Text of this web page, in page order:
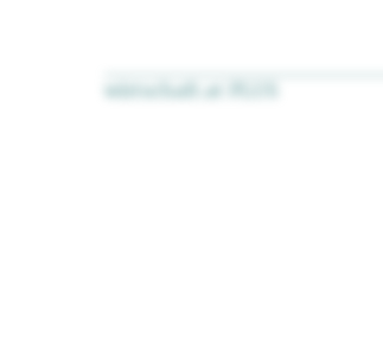
wirtschaft.at PLUS